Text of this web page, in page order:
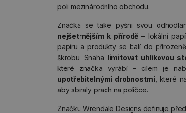
poli mezinárodního obchodu.
Značka se také pyšní svou
nejšetrnějším k přírodě– lokální
papíru a produkty se balí do
škrobu. Snaha limitovat uhlíkovou
které značka vyrábí – cílem je
upotřebitelnými drobnostmi , které
aby sbíraly prach na poličce.
Značku Wrendale Designs definuje